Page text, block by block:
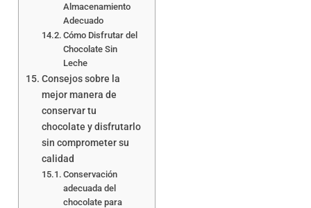
Almacenamiento
Adecuado
Cómo Disfrutar del
Chocolate Sin
Leche
Consejos sobre la
mejor manera de
conservar tu
chocolate y disfrutarlo
sin comprometer su
calidad
Conservación
adecuada del
chocolate para